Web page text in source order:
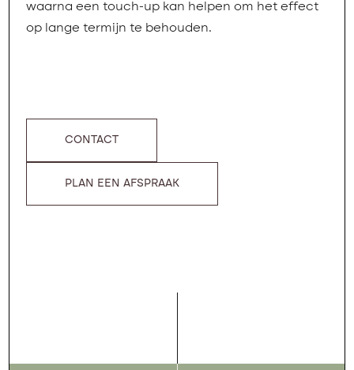
waarna een touch-up kan helpen om het effect
op lange termijn te behouden.
CONTACT
PLAN EEN AFSPRAAK